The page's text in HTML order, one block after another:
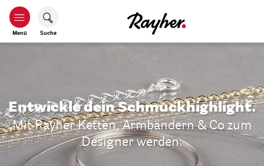
Menü Suche
Entwickle dein Schmuckhighlight.
Mit Rayher Ketten, Armbändern & Co zum
Designer werden.